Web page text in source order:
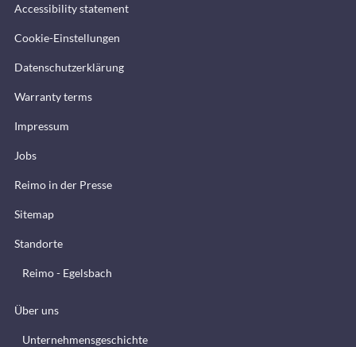
Accessibility statement
Cookie-Einstellungen
Datenschutzerklärung
Warranty terms
Impressum
Jobs
Reimo in der Presse
Sitemap
Standorte
Reimo - Egelsbach
Über uns
Unternehmensgeschichte